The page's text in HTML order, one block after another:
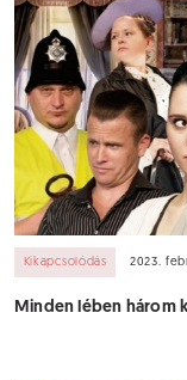
Kikapcsolódás 2023.
Minden lében három